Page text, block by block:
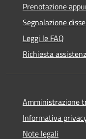
Prenotazione
Segnalazione
Leggi le FAQ
Richiesta
Amministrazione
Informativa
Note legali